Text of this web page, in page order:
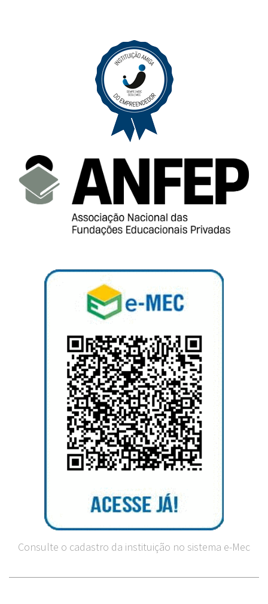
Consulte o cadastro da instituição no sistema e-Mec